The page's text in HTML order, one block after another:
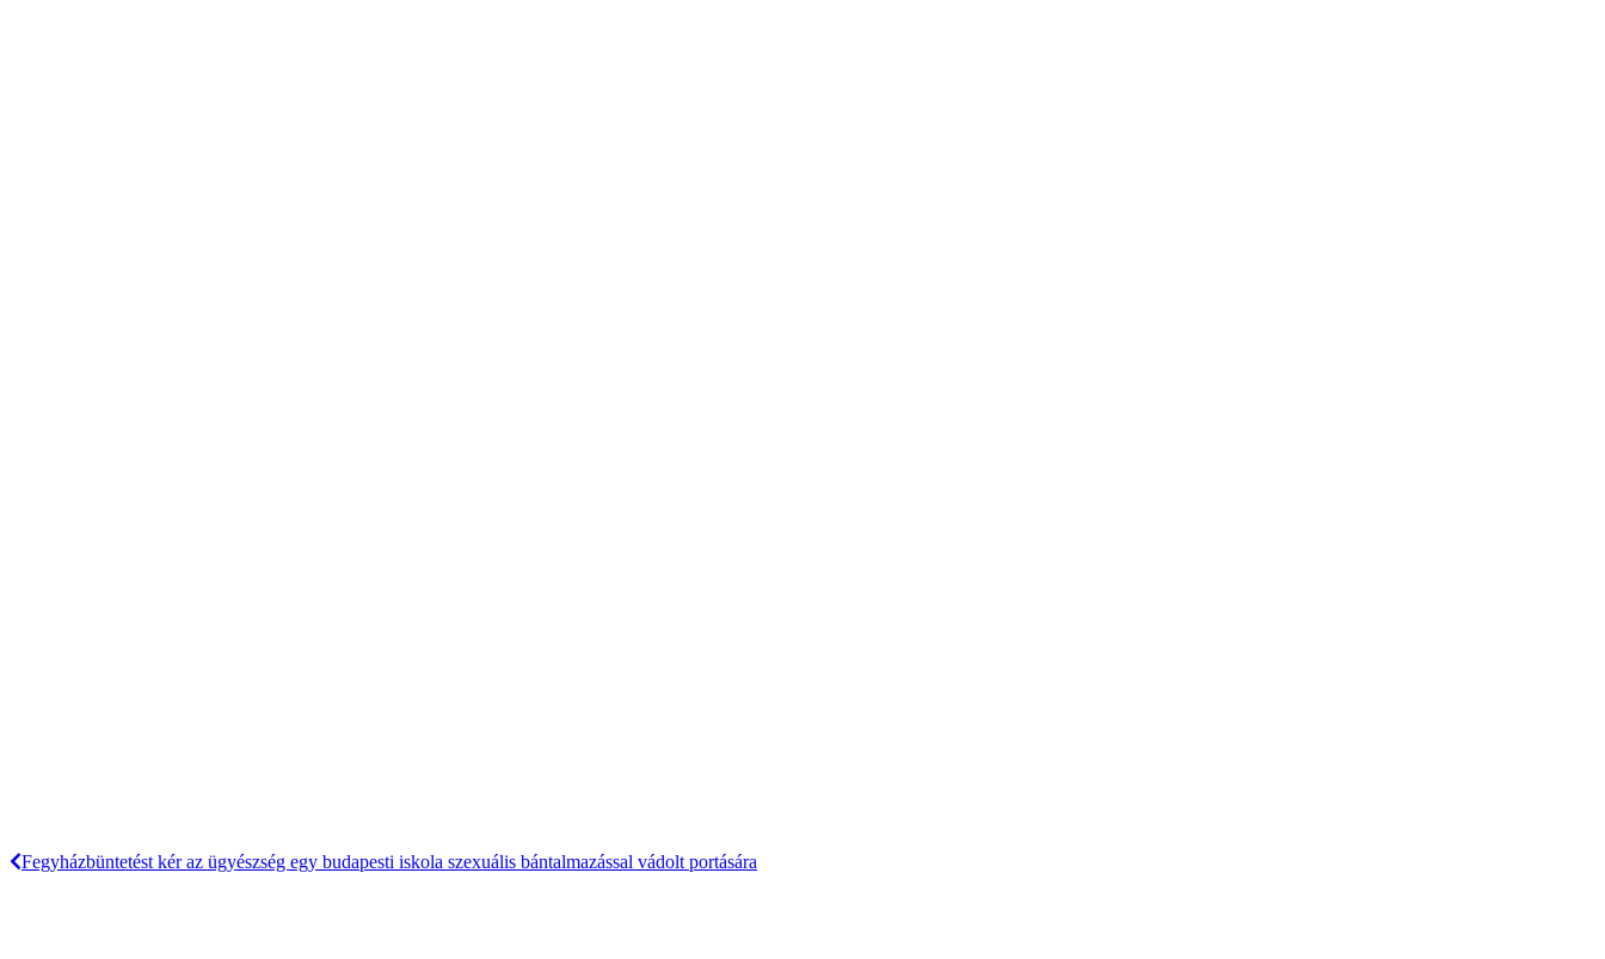
Fegyházbüntetést kér az ügyészség egy budapesti iskola szexuális bántalmazással vádolt portására